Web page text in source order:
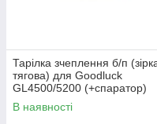
Тарілка зчеплення б/п
тягова) для Goodluck
GL4500/5200 (+спаратор)
(NOKER) KOSA
В наявності